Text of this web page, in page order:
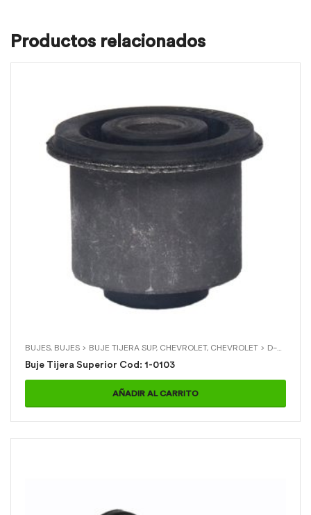
Productos relacionados
BUJES, BUJES > BUJE TIJERA SUP, CHEVROLET, CHEVROLET > D-MAX 4X2
Buje Tijera Superior Cod: 1-0103
AÑADIR AL CARRITO